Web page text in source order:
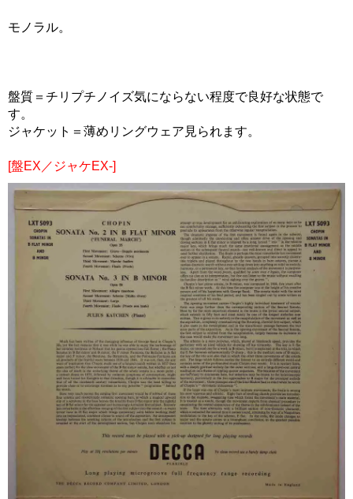
モノラル。
盤質＝チリプチノイズ気にならない程度で良好な状態で
す。
ジャケット＝薄めリングウェア見られます。
[盤EX／ジャケEX-]